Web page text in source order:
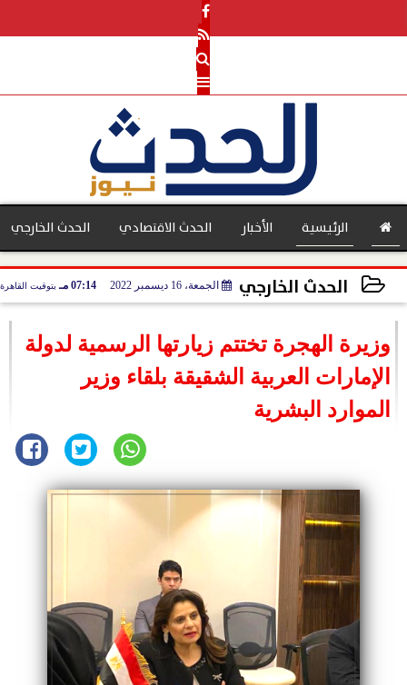
الرئيسية الأخبار الحدث الاقتصادي
بنوك
الحدث الخارجي
الحدث الخارجي الجمعة، 16 ديسمبر 2022 07:14 مـ بتوقيت القاهرة
وزيرة الهجرة تختتم زيارتها الرسمية لدولة
الإمارات العربية الشقيقة بلقاء وزير
الموارد البشرية